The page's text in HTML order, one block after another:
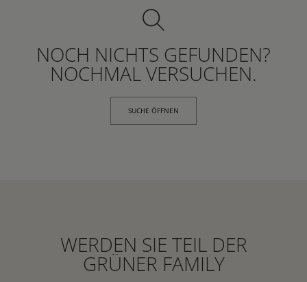
NOCH NICHTS GEFUNDEN?
NOCHMAL VERSUCHEN.
SUCHE ÖFFNEN
WERDEN SIE TEIL DER
GRÜNER FAMILY